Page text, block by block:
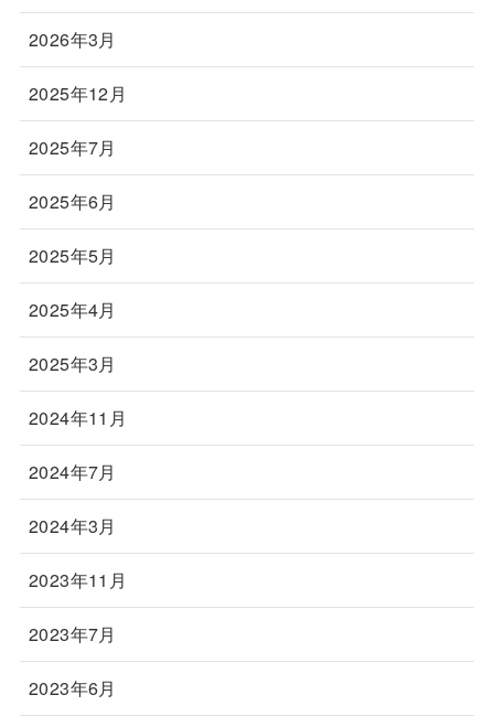
2026年3月
2025年12月
2025年7月
2025年6月
2025年5月
2025年4月
2025年3月
2024年11月
2024年7月
2024年3月
2023年11月
2023年7月
2023年6月